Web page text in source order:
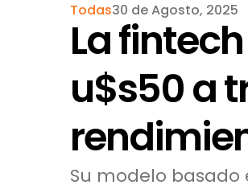
Todas30 de Agosto, 2025
La
u$s50 a
Su modelo